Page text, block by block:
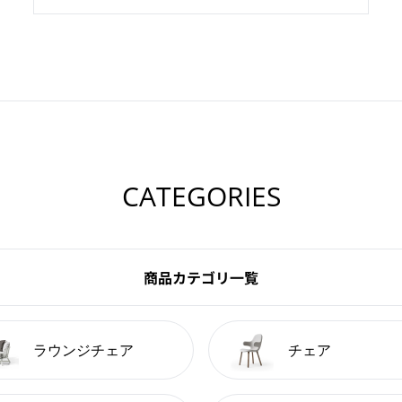
CATEGORIES
商品カテゴリ一覧
ラウンジチェア チェア